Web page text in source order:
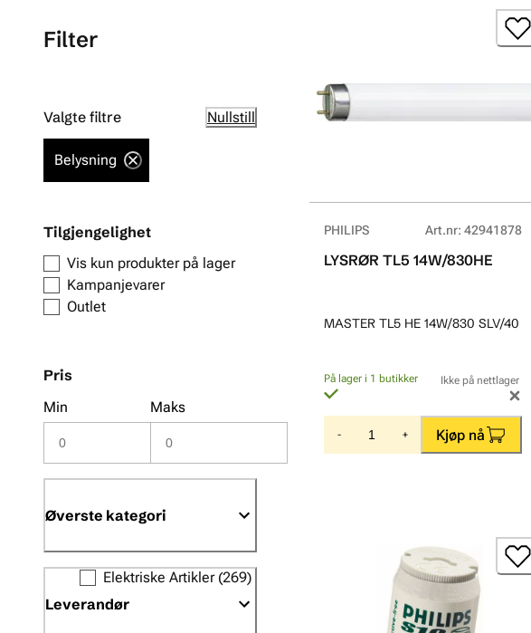
Filter
Valgte filtre Nullstill
Belysning
Tilgjengelighet
Vis kun produkter på lager
Kampanjevarer
Outlet
Pris
Min Maks
Øverste kategori
Elektriske Artikler (269)
Leverandør
PHILIPS Art.nr: 42941878
LYSRØR TL5 14W/830HE
MASTER TL5 HE 14W/830 SLV/40
På lager i 1 butikker Ikke på nettlager
- + Kjøp nå